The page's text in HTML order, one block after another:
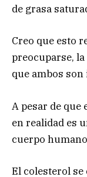
de grasa
Creo que esto
preocuparse,
que ambos
A pesar de que
en realidad es
cuerpo
El colesterol se